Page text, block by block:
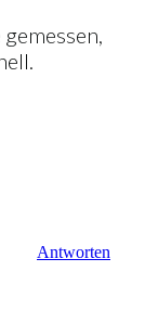
Antworten